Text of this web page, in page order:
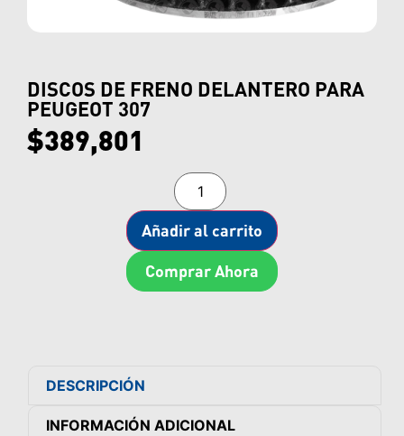
DISCOS DE FRENO DELANTERO PARA
PEUGEOT 307
$389,801
Añadir al carrito
Comprar Ahora
DESCRIPCIÓN
INFORMACIÓN ADICIONAL